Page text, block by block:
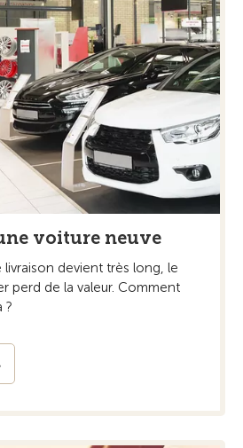
voiture neuve
livraison devient très long, le
perd de la valeur. Comment
?